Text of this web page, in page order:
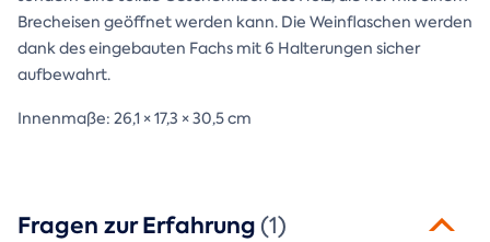
Brecheisen geöffnet werden kann. Die Weinflaschen werden
dank des eingebauten Fachs mit 6 Halterungen sicher
aufbewahrt.
Innenmaße: 26,1 × 17,3 × 30,5 cm
Fragen zur Erfahrung(1)